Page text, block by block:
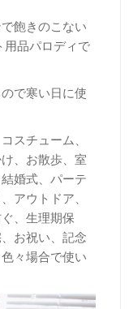
飽きのこない
用品パロディで
で寒い日に使
スチューム、
、お散歩、室
婚式、パーテ
アウトドア、
、生理期保
お祝い、記念
々場合で使い